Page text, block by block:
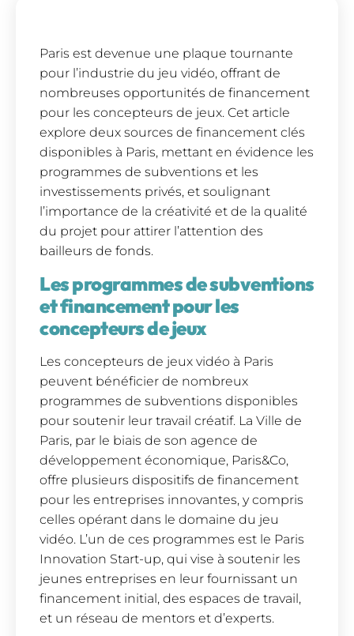
Paris est devenue une plaque tournante
pour l’industrie du jeu vidéo, offrant de
nombreuses opportunités de financement
pour les concepteurs de jeux. Cet article
explore deux sources de financement clés
disponibles à Paris, mettant en évidence les
programmes de subventions et les
investissements privés, et soulignant
l’importance de la créativité et de la qualité
du projet pour attirer l’attention des
bailleurs de fonds.
Les programmes de subventions
et financement pour les
concepteurs de jeux
Les concepteurs de jeux vidéo à Paris
peuvent bénéficier de nombreux
programmes de subventions disponibles
pour soutenir leur travail créatif. La Ville de
Paris, par le biais de son agence de
développement économique, Paris&Co,
offre plusieurs dispositifs de financement
pour les entreprises innovantes, y compris
celles opérant dans le domaine du jeu
vidéo. L’un de ces programmes est le Paris
Innovation Start-up, qui vise à soutenir les
jeunes entreprises en leur fournissant un
financement initial, des espaces de travail,
et un réseau de mentors et d’experts.